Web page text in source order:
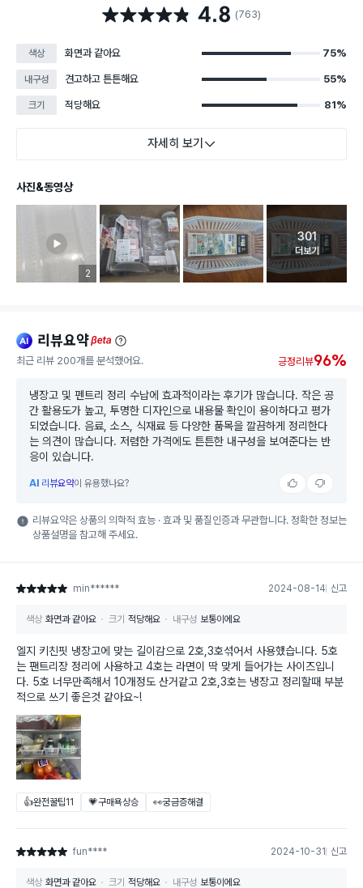
별점 4.8점 4.8 (763)
색상 화면과 같아요 75%
내구성 견고하고 튼튼해요 55%
크기 적당해요 81%
자세히 보기
사진&동영상
리뷰 이미지 등록 개수
2
고객 리뷰
301
더보기
ai 리뷰요약beta
최근 리뷰 200개를 분석했어요. 긍정리뷰96%
냉장고 및 펜트리 정리 수납에 효과적이라는 후기가 많습니다. 작은 공
간 활용도가 높고, 투명한 디자인으로 내용물 확인이 용이하다고 평가
되었습니다. 음료, 소스, 식재료 등 다양한 품목을 깔끔하게 정리한다
는 의견이 많습니다. 저렴한 가격에도 튼튼한 내구성을 보여준다는 반
응이 있습니다.
AI 리뷰요약이 유용했나요?
리뷰요약은 상품의 의학적 효능 · 효과 및 품질인증과 무관합니다. 정확한 정보는
상품설명을 참고해 주세요.
별점 5점 min****** 2024-08-14 신고
색상 화면과 같아요 크기 적당해요 내구성 보통이에요
엘지 키친핏 냉장고에 맞는 길이감으로 2호,3호섞어서 사용했습니다. 5호
는 팬트리장 정리에 사용하고 4호는 라면이 딱 맞게 들어가는 사이즈입니
다. 5호 너무만족해서 10개정도 산거같고 2호,3호는 냉장고 정리할때 부분
적으로 쓰기 좋은것 같아요~!
👍완전꿀팁11 💗구매욕상승 👀궁금증해결
별점 5점 fun**** 2024-10-31 신고
색상 화면과 같아요 크기 적당해요 내구성 보통이에요